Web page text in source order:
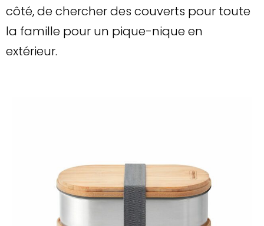
côté, de chercher des couverts pour toute
la famille pour un pique-nique en
extérieur.